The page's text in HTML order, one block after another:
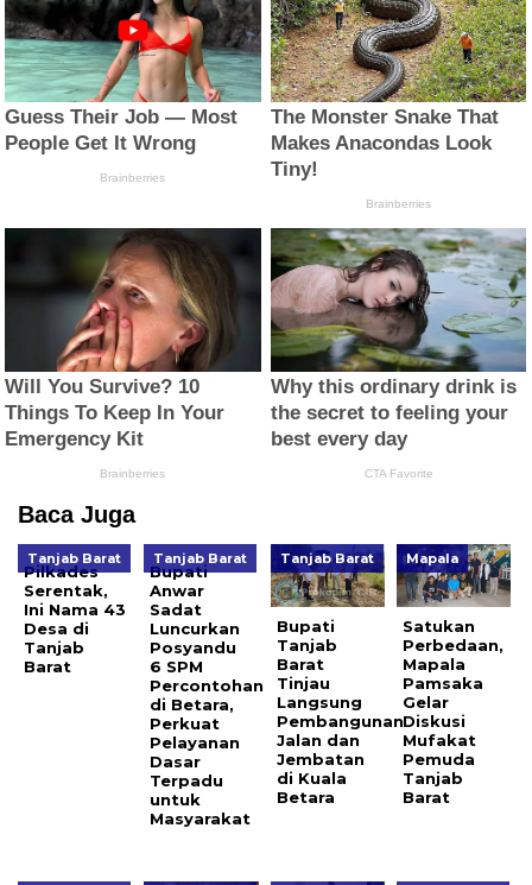
Baca Juga
Tanjab Barat
Pilkades
Serentak,
Ini Nama 43
Desa di
Tanjab
Barat
Tanjab Barat
Bupati
Anwar
Sadat
Luncurkan
Posyandu
6 SPM
Percontohan
di Betara,
Perkuat
Pelayanan
Dasar
Terpadu
untuk
Masyarakat
Tanjab Barat
Bupati
Tanjab
Barat
Tinjau
Langsung
Pembangunan
Jalan dan
Jembatan
di Kuala
Betara
Mapala
Satukan
Perbedaan,
Mapala
Pamsaka
Gelar
Diskusi
Mufakat
Pemuda
Tanjab
Barat